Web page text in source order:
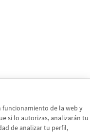
funcionamiento de la web y
si lo autorizas, analizarán tu
de analizar tu perfil,